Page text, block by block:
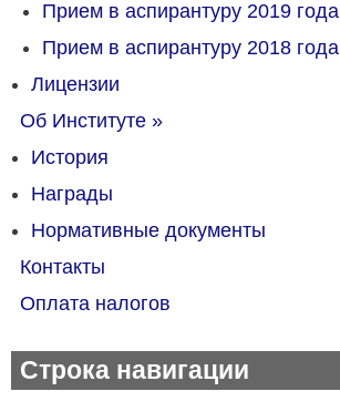
Прием в аспирантуру 2019 года
Прием в аспирантуру 2018 года
Лицензии
Об Институте »
История
Награды
Нормативные документы
Контакты
Оплата налогов
Строка навигации